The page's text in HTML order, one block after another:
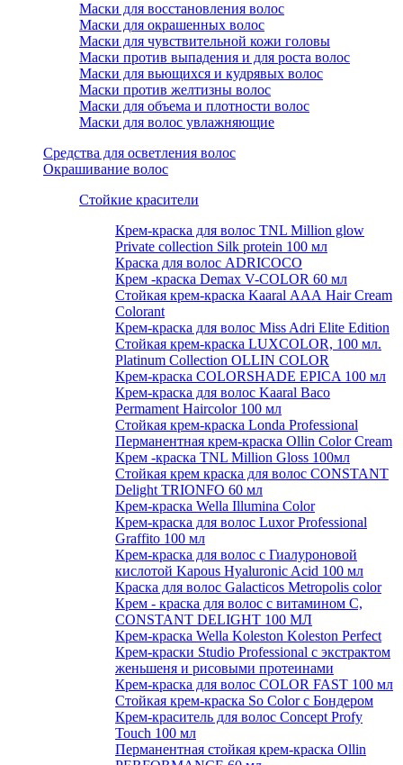
Маски для восстановления волос
Маски для окрашенных волос
Маски для чувствительной кожи головы
Маски против выпадения и для роста волос
Маски для вьющихся и кудрявых волос
Маски против желтизны волос
Маски для объема и плотности волос
Маски для волос увлажняющие
Средства для осветления волос
Окрашивание волос
Стойкие красители
Крем-краска для волос TNL Million glow
Private collection Silk protein 100 мл
Краска для волос ADRICOCO
Крем -краска Demax V-COLOR 60 мл
Стойкая крем-краска Kaaral ААА Hair Cream
Colorant
Крем-краска для волос Miss Adri Elite Edition
Стойкая крем-краска LUXCOLOR, 100 мл.
Platinum Collection OLLIN COLOR
Крем-краска COLORSHADE EPICA 100 мл
Крем-краска для волос Kaaral Baco
Permament Haircolor 100 мл
Стойкая крем-краска Londa Professional
Перманентная крем-краска Ollin Color Cream
Крем -краска TNL Million Gloss 100мл
Стойкая крем краска для волос CONSTANT
Delight TRIONFO 60 мл
Крем-краска Wella Illumina Color
Крем-краска для волос Luxor Professional
Graffito 100 мл
Крем-краска для волос с Гиалуроновой
кислотой Kapous Hyaluronic Acid 100 мл
Краска для волос Galacticos Metropolis color
Крем - краска для волос с витамином С,
CONSTANT DELIGHT 100 МЛ
Крем-краска Wella Koleston Koleston Perfect
Крем-краски Studio Professional с экстрактом
женьшеня и рисовыми протеинами
Крем-краска для волос COLOR FAST 100 мл
Стойкая крем-краска So Color с Бондером
Крем-краситель для волос Concept Profy
Touch 100 мл
Перманентная стойкая крем-краска Ollin